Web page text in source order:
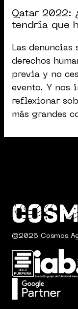
Qatar 2022:
tendría que
Las
derechos
previa y no
evento. Y nos
reflexionar
más grandes
©2026 Cosmos